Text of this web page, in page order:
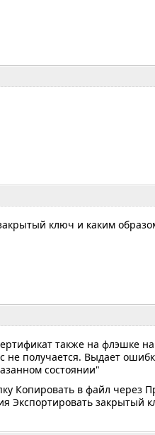
ключ и каким
также на флэшке
не получается. Выдает
состоянии"
Копировать в файл через
Экспортировать закрытый